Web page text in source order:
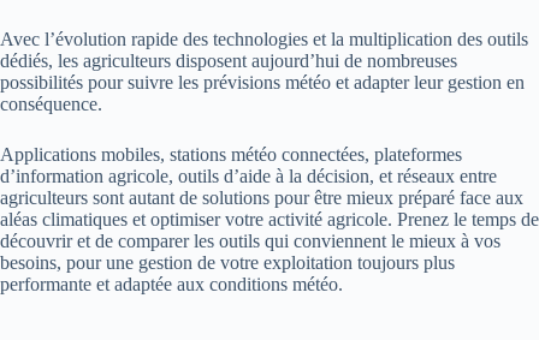
Avec l’évolution rapide des technologies et la multiplication des outils
dédiés, les agriculteurs disposent aujourd’hui de nombreuses
possibilités pour suivre les prévisions météo et adapter leur gestion en
conséquence.
Applications mobiles, stations météo connectées, plateformes
d’information agricole, outils d’aide à la décision, et réseaux entre
agriculteurs sont autant de solutions pour être mieux préparé face aux
aléas climatiques et optimiser votre activité agricole. Prenez le temps de
découvrir et de comparer les outils qui conviennent le mieux à vos
besoins, pour une gestion de votre exploitation toujours plus
performante et adaptée aux conditions météo.